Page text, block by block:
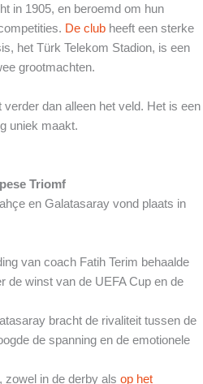
in 1905, en beroemd om hun
De club heeft een sterke
het Türk Telekom Stadion, is een
grootmachten.
dan alleen het veld. Het is een
uniek maakt.
Triomf
en Galatasaray vond plaats in
van coach Fatih Terim behaalde
de winst van de UEFA Cup en de
bracht de rivaliteit tussen de
de spanning en de emotionele
zowel in de derby als op het